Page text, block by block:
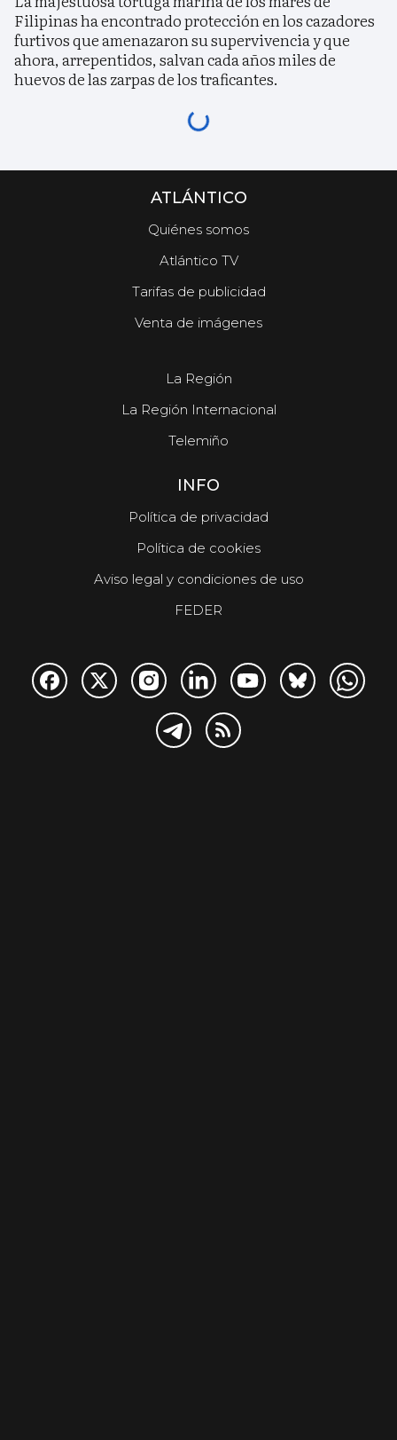
Filipinas ha encontrado protección en los cazadores
furtivos que amenazaron su supervivencia y que
ahora, arrepentidos, salvan cada años miles de
huevos de las zarpas de los traficantes.
ATLÁNTICO
Quiénes somos
Atlántico TV
Tarifas de publicidad
Venta de imágenes
La Región
La Región Internacional
Telemiño
INFO
Política de privacidad
Política de cookies
Aviso legal y condiciones de uso
FEDER